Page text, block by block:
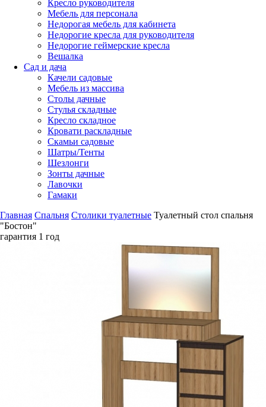
Кресло руководителя
Мебель для персонала
Недорогая мебель для кабинета
Недорогие кресла для руководителя
Недорогие геймерские кресла
Вешалка
Сад и дача
Качели садовые
Мебель из массива
Столы дачные
Стулья складные
Кресло складное
Кровати раскладные
Скамьи садовые
Шатры/Тенты
Шезлонги
Зонты дачные
Лавочки
Гамаки
Главная Спальня Столики туалетные Туалетный стол спальня
"Бостон"
гарантия 1 год